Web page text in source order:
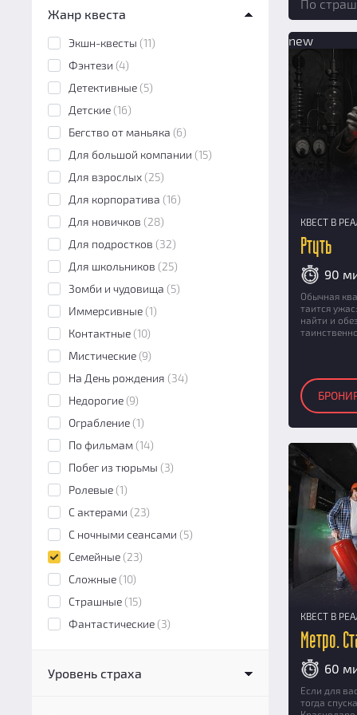
Перформанс
Экшн-игра(3)
Жанр квеста
Экшн-квесты (11)
Фэнтези (4)
Детективные (5)
Детские (16)
Бегство от маньяка (6)
Для большой компании (15)
Для взрослых (25)
Для корпоратива (16)
Для новичков (28)
Для подростков (32)
Для школьников (25)
Зомби и чудовища (5)
Иммерсивные (1)
Контактные (10)
Мистические (9)
На День рождения (34)
Недорогие (9)
Ограбление (1)
По фильмам (14)
Побег из тюрьмы (3)
Ролевые (1)
С актерами (23)
С ночными сеансами (5)
Семейные (23)
Сложные (10)
Страшные (15)
Фантастические (3)
Уровень страха
По
new
КВЕСТ В
Ртуть
90
Обычная
таится
найти и
КВЕСТ В
Метро.
60
Если для
тогда